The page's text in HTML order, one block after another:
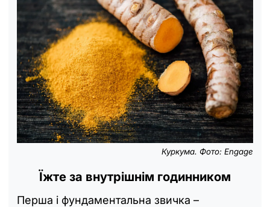
Куркума. Фото: Engage
Їжте за внутрішнім годинником
Перша і фундаментальна звичка –